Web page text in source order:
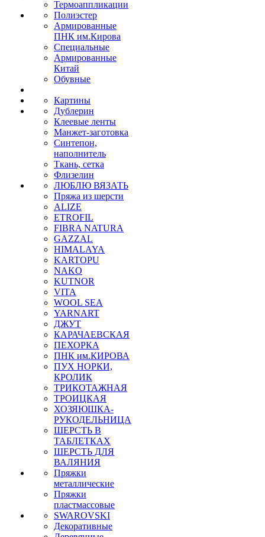
Термоаппликации
Полиэстер
Армированные
ПНК им.Кирова
Специальные
Армированные
Китай
Обувные
Картины
Дублерин
Клеевые ленты
Манжет-заготовка
Синтепон,
наполнитель
Ткань, сетка
Флизелин
ЛЮБЛЮ ВЯЗАТЬ
Пряжа из шерсти
ALIZE
ETROFIL
FIBRA NATURA
GAZZAL
HIMALAYA
KARTOPU
NAKO
KUTNOR
VITA
WOOL SEA
YARNART
ДЖУТ
КАРАЧАЕВСКАЯ
ПЕХОРКА
ПНК им.КИРОВА
ПУХ НОРКИ,
КРОЛИК
ТРИКОТАЖНАЯ
ТРОИЦКАЯ
ХОЗЯЮШКА-
РУКОДЕЛЬНИЦА
ШЕРСТЬ В
ТАБЛЕТКАХ
ШЕРСТЬ ДЛЯ
ВАЛЯНИЯ
Пряжки
металлические
Пряжки
пластмассовые
SWAROVSKI
Декоративные